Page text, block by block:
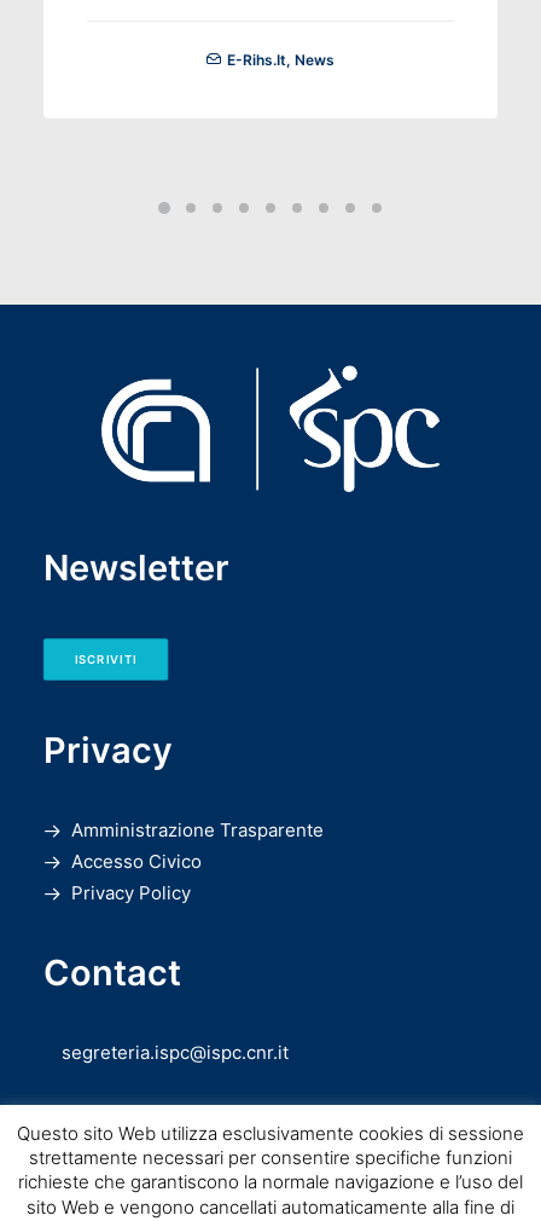
E-Rihs.it, News
Newsletter
ISCRIVITI
Privacy
Amministrazione Trasparente
Accesso Civico
Privacy Policy
Contact
segreteria.ispc@ispc.cnr.it
Questo sito Web utilizza esclusivamente cookies di sessione
strettamente necessari per consentire specifiche funzioni
richieste che garantiscono la normale navigazione e l’uso del
sito Web e vengono cancellati automaticamente alla fine di